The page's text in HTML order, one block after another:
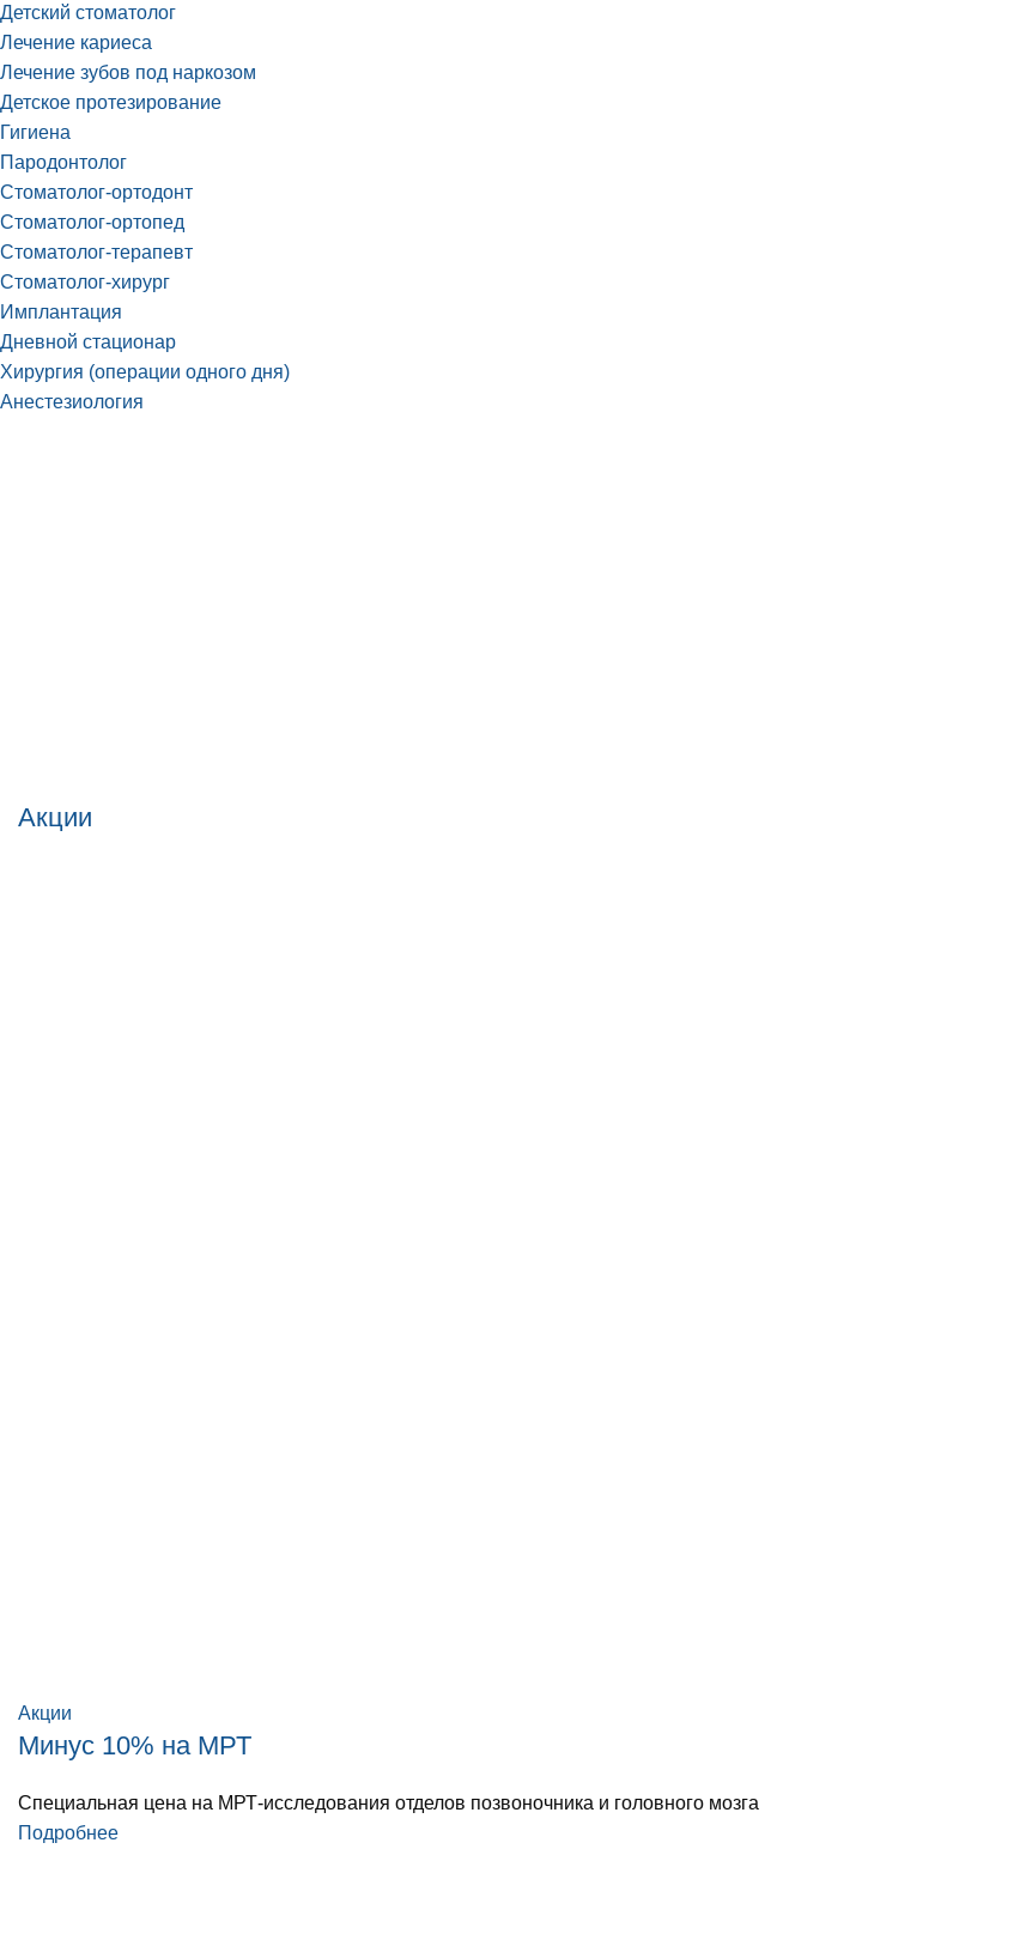
Детский стоматолог
Лечение кариеса
Лечение зубов под наркозом
Детское протезирование
Гигиена
Пародонтолог
Стоматолог-ортодонт
Стоматолог-ортопед
Стоматолог-терапевт
Стоматолог-хирург
Имплантация
Дневной стационар
Хирургия (операции одного дня)
Анестезиология
Акции
Акции
Минус 10% на МРТ
Специальная цена на МРТ-исследования отделов позвоночника и головного мозга
Подробнее